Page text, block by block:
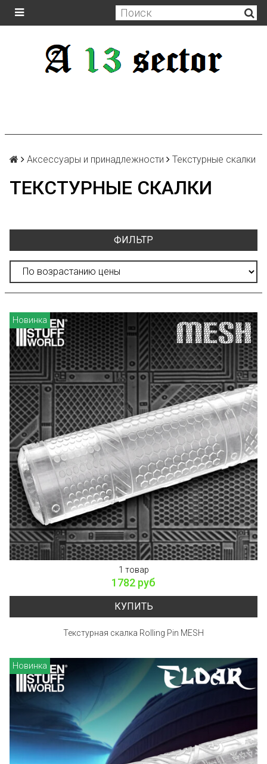
Аксессуары и принадлежности Текстурные скалки
ТЕКСТУРНЫЕ СКАЛКИ
ФИЛЬТР
Новинка
1 товар
1782 руб
КУПИТЬ
Текстурная скалка Rolling Pin MESH
Новинка